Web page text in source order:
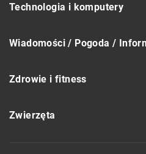
Technologia i komputery
Wiadomości / Pogoda /
Zdrowie i fitness
Zwierzęta